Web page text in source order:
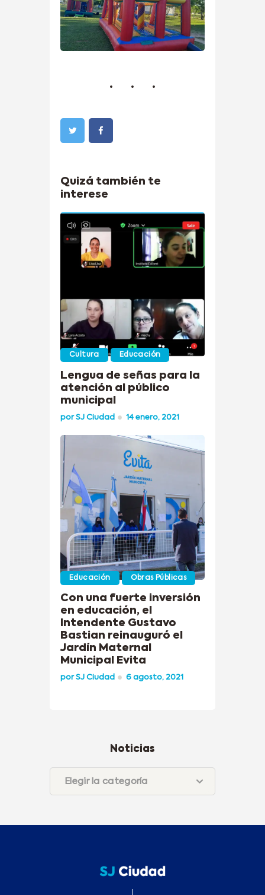
Quizá también te
interese
Cultura Educación
Lengua de señas para la
atención al público
municipal
porSJ Ciudad 14 enero, 2021
Educación Obras Públicas
Con una fuerte inversión
en educación, el
Intendente Gustavo
Bastian reinauguró el
Jardín Maternal
Municipal Evita
porSJ Ciudad 6 agosto, 2021
Noticias